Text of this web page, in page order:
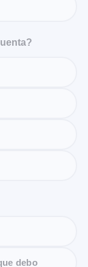
debo